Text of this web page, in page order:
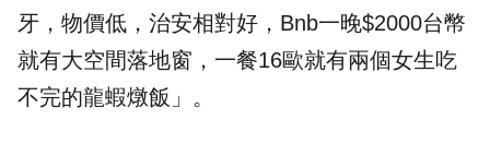
牙，物價低，治安相對好，Bnb一晚$2000台幣
就有大空間落地窗，一餐16歐就有兩個女生吃
不完的龍蝦燉飯」。